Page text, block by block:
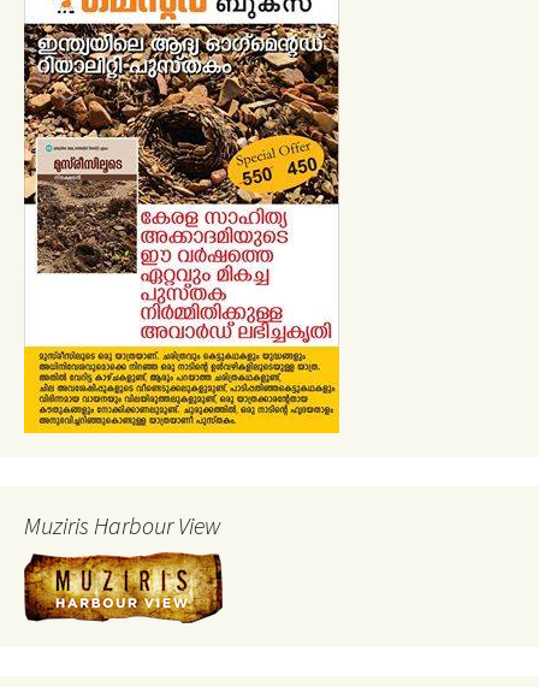
Muziris Harbour View